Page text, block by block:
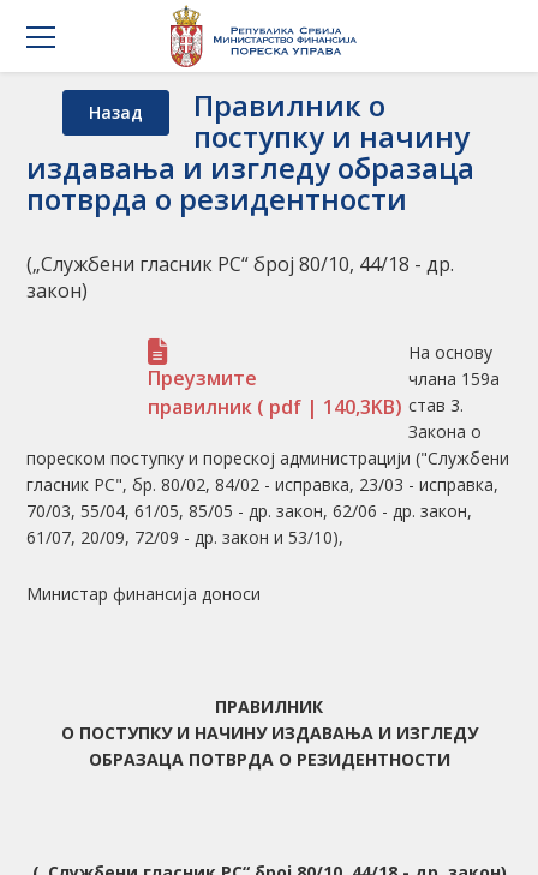
Назад Правилник о
поступку и начину
издавања и изгледу образаца
потврда о резидентности
(„Службени гласник РС“ број 80/10, 44/18 - др.
закон)
Преузмите
правилник ( pdf | 140,3KB)
На основу
члана 159а
став 3.
Закона о
пореском поступку и пореској администрацији ("Службени
гласник РС", бр. 80/02, 84/02 - исправка, 23/03 - исправка,
70/03, 55/04, 61/05, 85/05 - др. закон, 62/06 - др. закон,
61/07, 20/09, 72/09 - др. закон и 53/10),
Министар финансија доноси
ПРАВИЛНИК
О ПОСТУПКУ И НАЧИНУ ИЗДАВАЊА И ИЗГЛЕДУ
ОБРАЗАЦА ПОТВРДА О РЕЗИДЕНТНОСТИ